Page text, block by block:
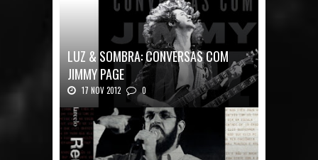
LUZ & SOMBRA: CONVERSAS COM
JIMMY PAGE
17 NOV 2012 0
Luz & Sombra: Conversas com Jimmy Pag...